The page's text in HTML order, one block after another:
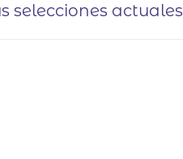
selecciones actuales